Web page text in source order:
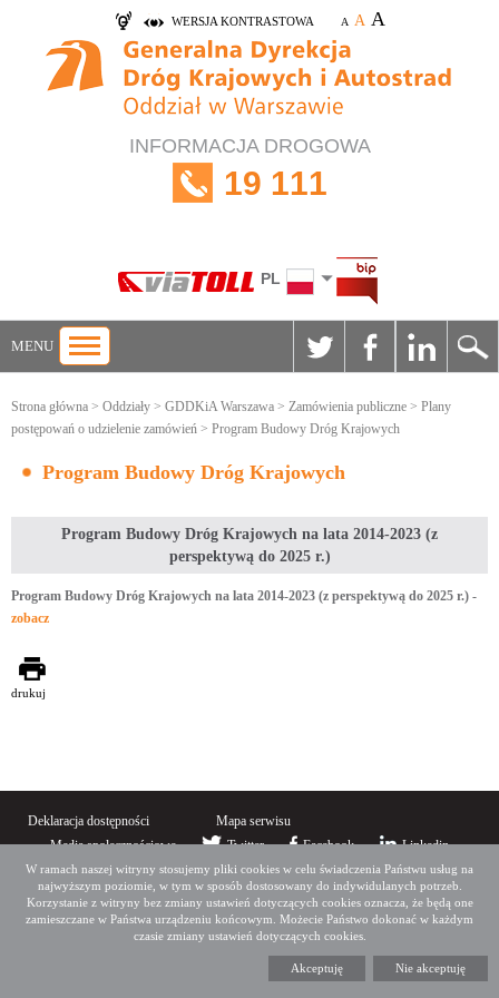
W ramach naszej witryny stosujemy pliki cookies w celu świadczenia Państwu usług na
najwyższym poziomie, w tym w sposób dostosowany do indywidulanych potrzeb.
Korzystanie z witryny bez zmiany ustawień dotyczących cookies oznacza, że będą one
zamieszczane w Państwa urządzeniu końcowym. Możecie Państwo dokonać w każdym
czasie zmiany ustawień dotyczących cookies.
Akceptuję Nie akceptuję
WERSJA KONTRASTOWA A A A
INFORMACJA DROGOWA
19 111
PL
MENU
Strona główna > Oddziały > GDDKiA Warszawa > Zamówienia publiczne > Plany
postępowań o udzielenie zamówień > Program Budowy Dróg Krajowych
Program Budowy Dróg Krajowych
Program Budowy Dróg Krajowych na lata 2014-2023 (z
perspektywą do 2025 r.)
Program Budowy Dróg Krajowych na lata 2014-2023 (z perspektywą do 2025 r.) -
zobacz
drukuj
Deklaracja dostępności
Mapa serwisu
Media społecznościowe
Twitter Facebook Linkedin
Copyright 2015 GDDKiA
Generalna Dyrekcja Dróg Krajowych i Autostradul. Wronia 53, 00-874 Warszawa, Tel +48 22 375 88 88